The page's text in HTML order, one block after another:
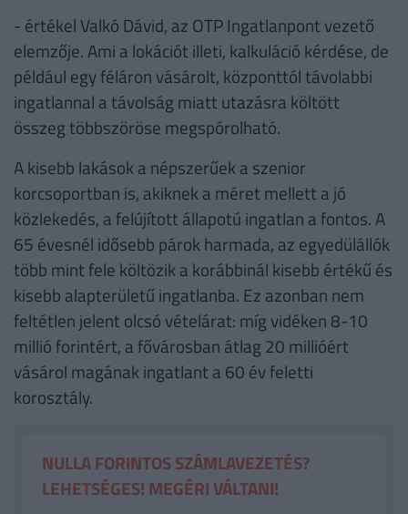
- értékel Valkó Dávid, az OTP Ingatlanpont vezető
elemzője. Ami a lokációt illeti, kalkuláció kérdése, de
például egy féláron vásárolt, központtól távolabbi
ingatlannal a távolság miatt utazásra költött
összeg többszöröse megspórolható.
A kisebb lakások a népszerűek a szenior
korcsoportban is, akiknek a méret mellett a jó
közlekedés, a felújított állapotú ingatlan a fontos. A
65 évesnél idősebb párok harmada, az egyedülállók
több mint fele költözik a korábbinál kisebb értékű és
kisebb alapterületű ingatlanba. Ez azonban nem
feltétlen jelent olcsó vételárat: míg vidéken 8-10
millió forintért, a fővárosban átlag 20 millióért
vásárol magának ingatlant a 60 év feletti
korosztály.
NULLA FORINTOS SZÁMLAVEZETÉS?
LEHETSÉGES! MEGÉRI VÁLTANI!